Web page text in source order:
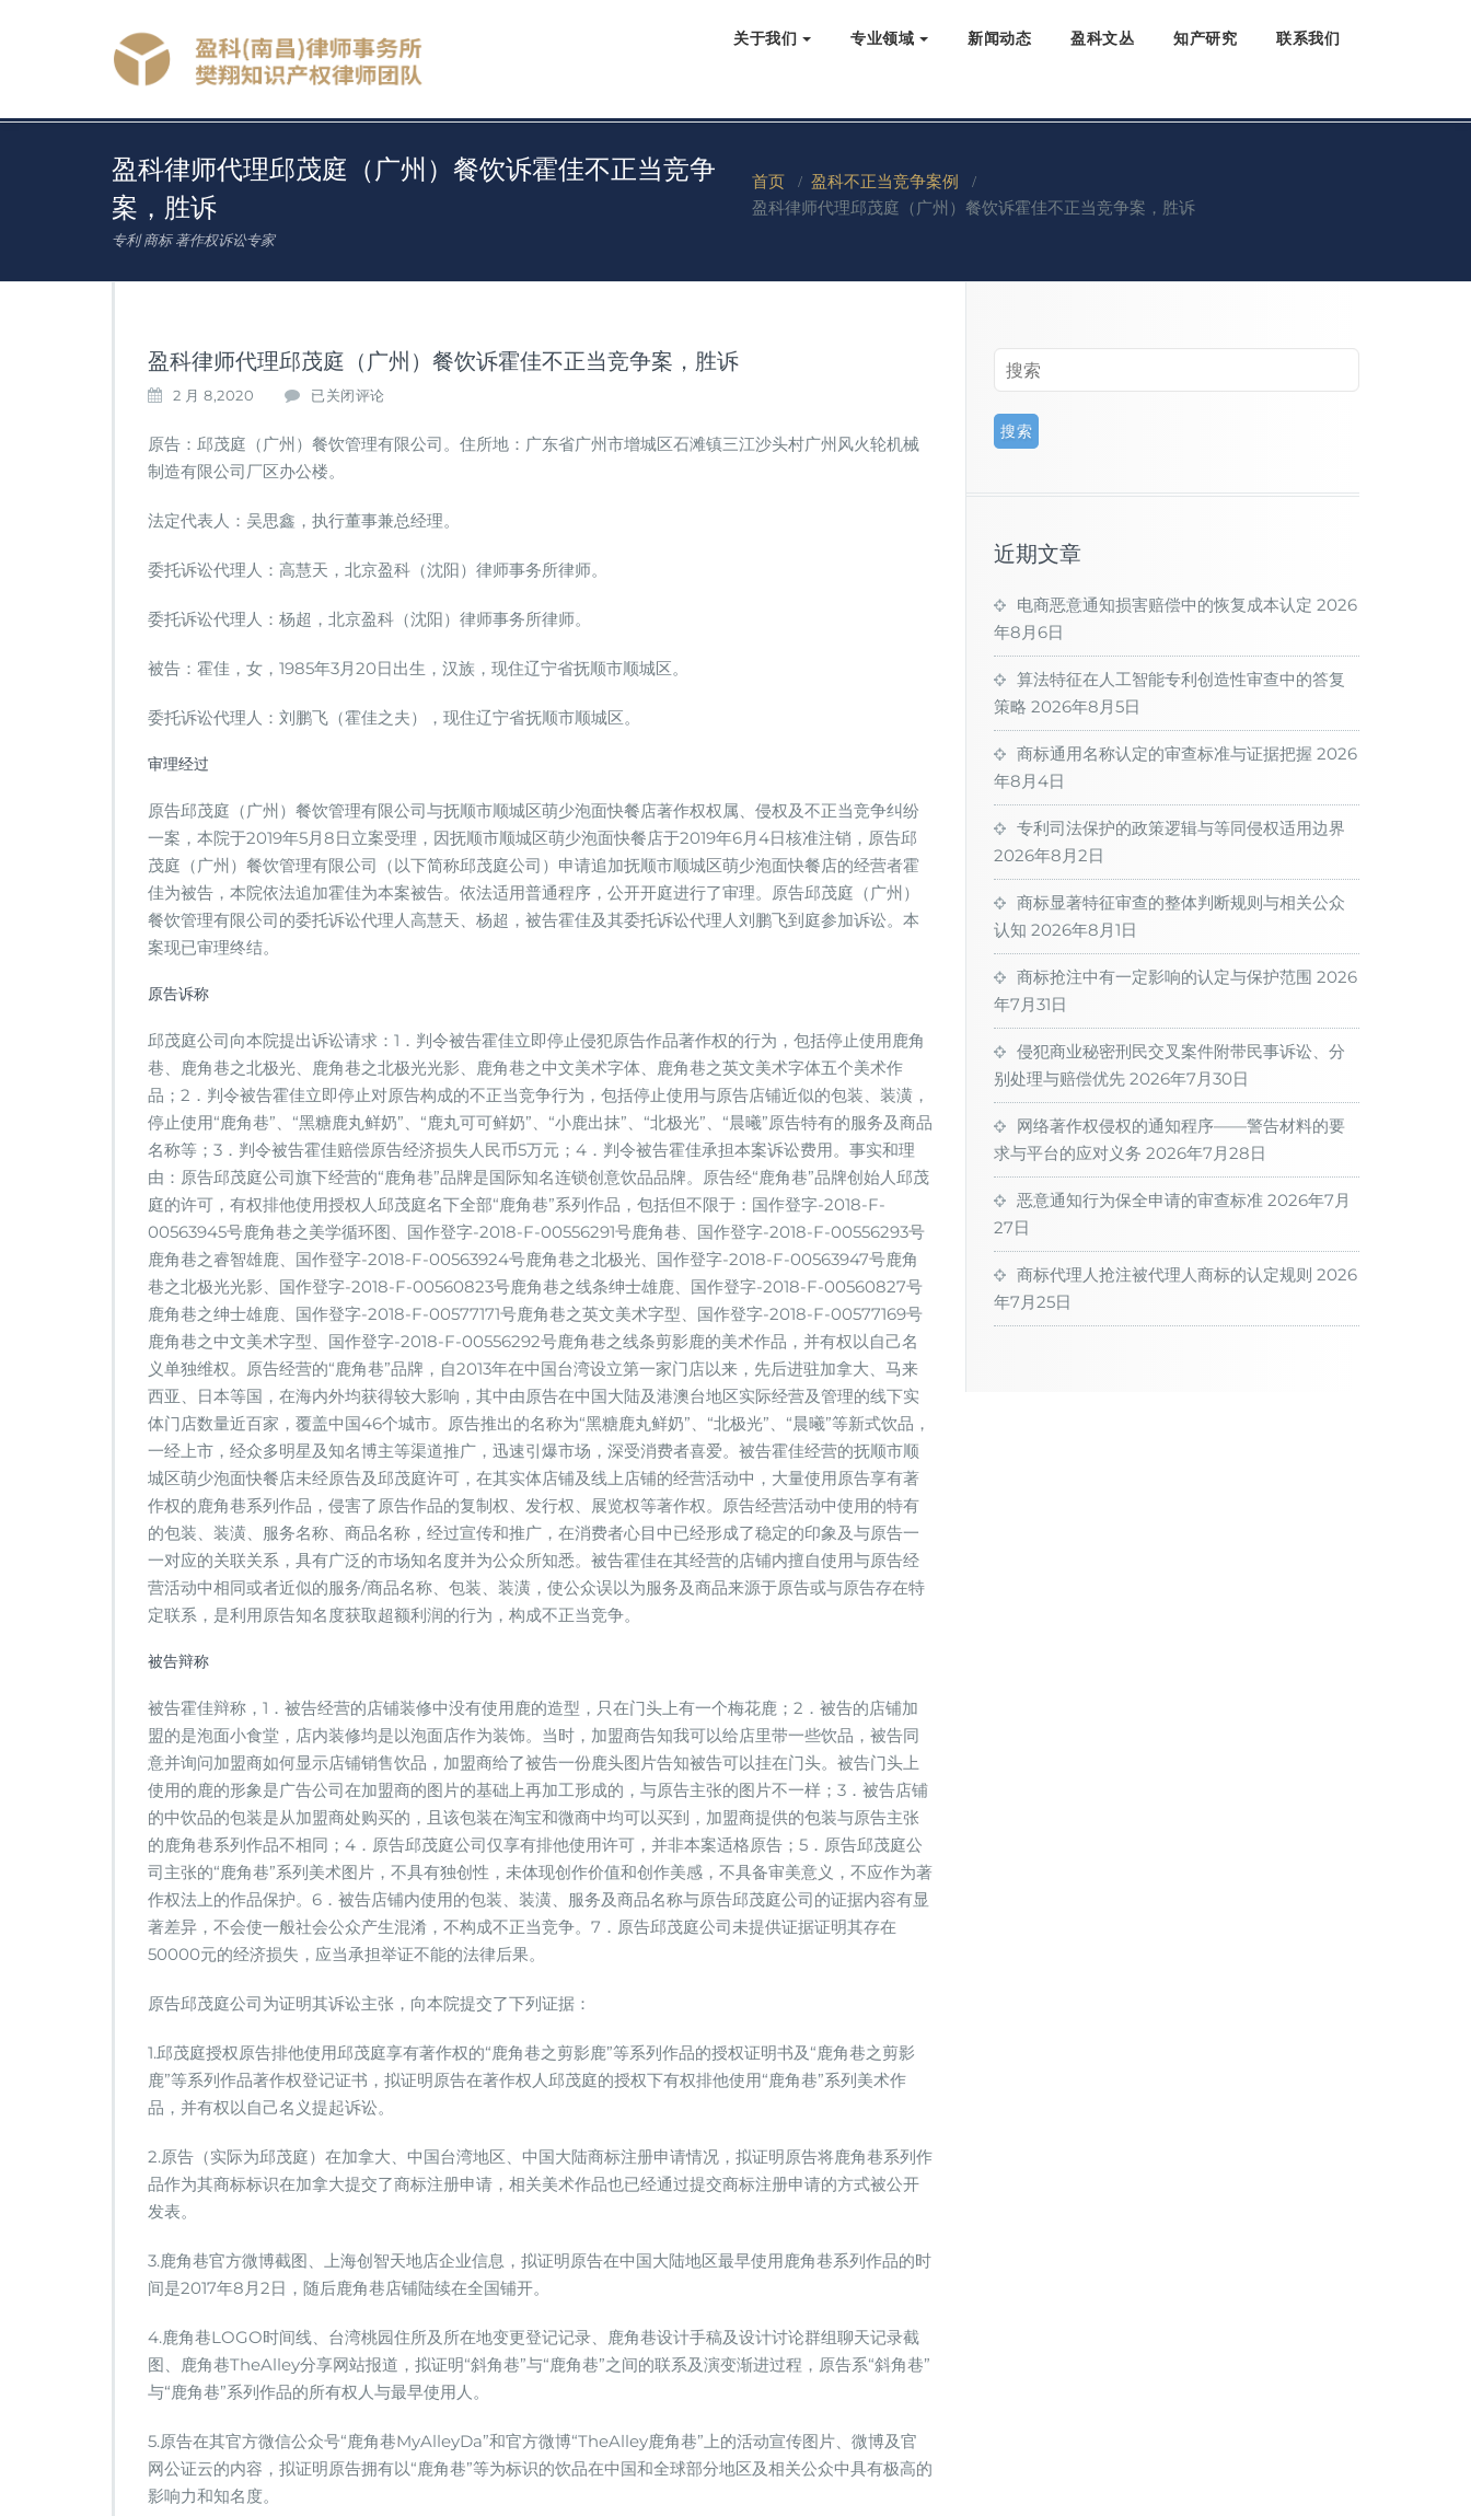
关于我们 专业领域 新闻动态 盈科文丛 知产研究 联系我们
盈科律师代理邱茂庭（广州）餐饮诉霍佳不正当竞争
案，胜诉
专利 商标 著作权诉讼专家
首页 / 盈科不正当竞争案例
/
盈科律师代理邱茂庭（广州）餐饮诉霍佳不正当竞争案，胜诉
盈科律师代理邱茂庭（广州）餐饮诉霍佳不正当竞争案，胜诉
2 月 8,2020
盈
律
师
代
邱
庭
州）
餐
饮
诉
佳
竞
争
案，
胜
诉
已关闭评论
原告：邱茂庭（广州）餐饮管理有限公司。住所地：广东省广州市增城区石滩镇三江沙头村广州风火轮机械
制造有限公司厂区办公楼。
法定代表人：吴思鑫，执行董事兼总经理。
委托诉讼代理人：高慧天，北京盈科（沈阳）律师事务所律师。
委托诉讼代理人：杨超，北京盈科（沈阳）律师事务所律师。
被告：霍佳，女，1985年3月20日出生，汉族，现住辽宁省抚顺市顺城区。
委托诉讼代理人：刘鹏飞（霍佳之夫），现住辽宁省抚顺市顺城区。
审理经过
原告邱茂庭（广州）餐饮管理有限公司与抚顺市顺城区萌少泡面快餐店著作权权属、侵权及不正当竞争纠纷
一案，本院于2019年5月8日立案受理，因抚顺市顺城区萌少泡面快餐店于2019年6月4日核准注销，原告邱
茂庭（广州）餐饮管理有限公司（以下简称邱茂庭公司）申请追加抚顺市顺城区萌少泡面快餐店的经营者霍
佳为被告，本院依法追加霍佳为本案被告。依法适用普通程序，公开开庭进行了审理。原告邱茂庭（广州）
餐饮管理有限公司的委托诉讼代理人高慧天、杨超，被告霍佳及其委托诉讼代理人刘鹏飞到庭参加诉讼。本
案现已审理终结。
原告诉称
邱茂庭公司向本院提出诉讼请求：1．判令被告霍佳立即停止侵犯原告作品著作权的行为，包括停止使用鹿角
巷、鹿角巷之北极光、鹿角巷之北极光光影、鹿角巷之中文美术字体、鹿角巷之英文美术字体五个美术作
品；2．判令被告霍佳立即停止对原告构成的不正当竞争行为，包括停止使用与原告店铺近似的包装、装潢，
停止使用“鹿角巷”、“黑糖鹿丸鲜奶”、“鹿丸可可鲜奶”、“小鹿出抹”、“北极光”、“晨曦”原告特有的服务及商品
名称等；3．判令被告霍佳赔偿原告经济损失人民币5万元；4．判令被告霍佳承担本案诉讼费用。事实和理
由：原告邱茂庭公司旗下经营的“鹿角巷”品牌是国际知名连锁创意饮品品牌。原告经“鹿角巷”品牌创始人邱茂
庭的许可，有权排他使用授权人邱茂庭名下全部“鹿角巷”系列作品，包括但不限于：国作登字-2018-F-
00563945号鹿角巷之美学循环图、国作登字-2018-F-00556291号鹿角巷、国作登字-2018-F-00556293号
鹿角巷之睿智雄鹿、国作登字-2018-F-00563924号鹿角巷之北极光、国作登字-2018-F-00563947号鹿角
巷之北极光光影、国作登字-2018-F-00560823号鹿角巷之线条绅士雄鹿、国作登字-2018-F-00560827号
鹿角巷之绅士雄鹿、国作登字-2018-F-00577171号鹿角巷之英文美术字型、国作登字-2018-F-00577169号
鹿角巷之中文美术字型、国作登字-2018-F-00556292号鹿角巷之线条剪影鹿的美术作品，并有权以自己名
义单独维权。原告经营的“鹿角巷”品牌，自2013年在中国台湾设立第一家门店以来，先后进驻加拿大、马来
西亚、日本等国，在海内外均获得较大影响，其中由原告在中国大陆及港澳台地区实际经营及管理的线下实
体门店数量近百家，覆盖中国46个城市。原告推出的名称为“黑糖鹿丸鲜奶”、“北极光”、“晨曦”等新式饮品，
一经上市，经众多明星及知名博主等渠道推广，迅速引爆市场，深受消费者喜爱。被告霍佳经营的抚顺市顺
城区萌少泡面快餐店未经原告及邱茂庭许可，在其实体店铺及线上店铺的经营活动中，大量使用原告享有著
作权的鹿角巷系列作品，侵害了原告作品的复制权、发行权、展览权等著作权。原告经营活动中使用的特有
的包装、装潢、服务名称、商品名称，经过宣传和推广，在消费者心目中已经形成了稳定的印象及与原告一
一对应的关联关系，具有广泛的市场知名度并为公众所知悉。被告霍佳在其经营的店铺内擅自使用与原告经
营活动中相同或者近似的服务/商品名称、包装、装潢，使公众误以为服务及商品来源于原告或与原告存在特
定联系，是利用原告知名度获取超额利润的行为，构成不正当竞争。
被告辩称
被告霍佳辩称，1．被告经营的店铺装修中没有使用鹿的造型，只在门头上有一个梅花鹿；2．被告的店铺加
盟的是泡面小食堂，店内装修均是以泡面店作为装饰。当时，加盟商告知我可以给店里带一些饮品，被告同
意并询问加盟商如何显示店铺销售饮品，加盟商给了被告一份鹿头图片告知被告可以挂在门头。被告门头上
使用的鹿的形象是广告公司在加盟商的图片的基础上再加工形成的，与原告主张的图片不一样；3．被告店铺
的中饮品的包装是从加盟商处购买的，且该包装在淘宝和微商中均可以买到，加盟商提供的包装与原告主张
的鹿角巷系列作品不相同；4．原告邱茂庭公司仅享有排他使用许可，并非本案适格原告；5．原告邱茂庭公
司主张的“鹿角巷”系列美术图片，不具有独创性，未体现创作价值和创作美感，不具备审美意义，不应作为著
作权法上的作品保护。6．被告店铺内使用的包装、装潢、服务及商品名称与原告邱茂庭公司的证据内容有显
著差异，不会使一般社会公众产生混淆，不构成不正当竞争。7．原告邱茂庭公司未提供证据证明其存在
50000元的经济损失，应当承担举证不能的法律后果。
原告邱茂庭公司为证明其诉讼主张，向本院提交了下列证据：
1.邱茂庭授权原告排他使用邱茂庭享有著作权的“鹿角巷之剪影鹿”等系列作品的授权证明书及“鹿角巷之剪影
鹿”等系列作品著作权登记证书，拟证明原告在著作权人邱茂庭的授权下有权排他使用“鹿角巷”系列美术作
品，并有权以自己名义提起诉讼。
2.原告（实际为邱茂庭）在加拿大、中国台湾地区、中国大陆商标注册申请情况，拟证明原告将鹿角巷系列作
品作为其商标标识在加拿大提交了商标注册申请，相关美术作品也已经通过提交商标注册申请的方式被公开
发表。
3.鹿角巷官方微博截图、上海创智天地店企业信息，拟证明原告在中国大陆地区最早使用鹿角巷系列作品的时
间是2017年8月2日，随后鹿角巷店铺陆续在全国铺开。
4.鹿角巷LOGO时间线、台湾桃园住所及所在地变更登记记录、鹿角巷设计手稿及设计讨论群组聊天记录截
图、鹿角巷TheAlley分享网站报道，拟证明“斜角巷”与“鹿角巷”之间的联系及演变渐进过程，原告系“斜角巷”
与“鹿角巷”系列作品的所有权人与最早使用人。
5.原告在其官方微信公众号“鹿角巷MyAlleyDa”和官方微博“TheAlley鹿角巷”上的活动宣传图片、微博及官
网公证云的内容，拟证明原告拥有以“鹿角巷”等为标识的饮品在中国和全球部分地区及相关公众中具有极高的
影响力和知名度。
近期文章
电商恶意通知损害赔偿中的恢复成本认定 2026
年8月6日
算法特征在人工智能专利创造性审查中的答复
策略 2026年8月5日
商标通用名称认定的审查标准与证据把握 2026
年8月4日
专利司法保护的政策逻辑与等同侵权适用边界
2026年8月2日
商标显著特征审查的整体判断规则与相关公众
认知 2026年8月1日
商标抢注中有一定影响的认定与保护范围 2026
年7月31日
侵犯商业秘密刑民交叉案件附带民事诉讼、分
别处理与赔偿优先 2026年7月30日
网络著作权侵权的通知程序——警告材料的要
求与平台的应对义务 2026年7月28日
恶意通知行为保全申请的审查标准 2026年7月
27日
商标代理人抢注被代理人商标的认定规则 2026
年7月25日